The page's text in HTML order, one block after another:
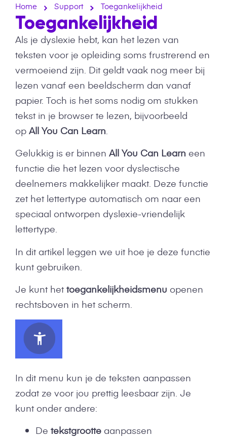
Home Support Toegankelijkheid
Toegankelijkheid
Als je dyslexie hebt, kan het lezen van
teksten voor je opleiding soms frustrerend en
vermoeiend zijn. Dit geldt vaak nog meer bij
lezen vanaf een beeldscherm dan vanaf
papier. Toch is het soms nodig om stukken
tekst in je browser te lezen, bijvoorbeeld
op All You Can Learn.
Gelukkig is er binnen All You Can Learn een
functie die het lezen voor dyslectische
deelnemers makkelijker maakt. Deze functie
zet het lettertype automatisch om naar een
speciaal ontworpen dyslexie-vriendelijk
lettertype.
In dit artikel leggen we uit hoe je deze functie
kunt gebruiken.
Je kunt het toegankelijkheidsmenu openen
rechtsboven in het scherm.
In dit menu kun je de teksten aanpassen
zodat ze voor jou prettig leesbaar zijn. Je
kunt onder andere:
De tekstgrootte aanpassen